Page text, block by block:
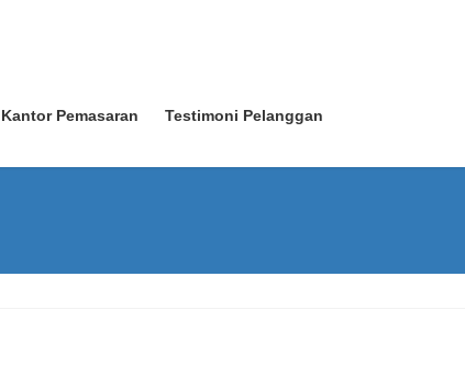
Kantor Pemasaran Testimoni Pelanggan